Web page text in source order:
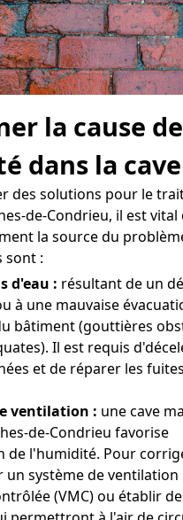
la cause de
dans la cave
des solutions pour le
de-Condrieu, il est vital
la source du
sont :
d'eau : résultant de un
à une mauvaise
bâtiment (gouttières
Il est requis
et de réparer les fuites
ventilation : une cave
de-Condrieu favorise
de l'humidité. Pour
un système de ventilation
(VMC) ou établir